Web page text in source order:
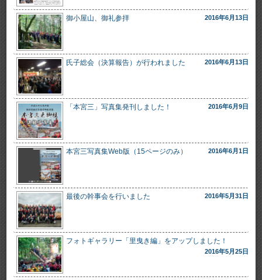
御小屋山、御礼参拝 2016年6月13日
氏子総会（決算報告）が行われました 2016年6月13日
「本宮三」写真集発刊しました！ 2016年6月9日
本宮三写真集Web版（15ページのみ） 2016年6月1日
最後の幹事会を行いました 2016年5月31日
フォトギャラリー「里曳き編」をアップしました！
2016年5月25日